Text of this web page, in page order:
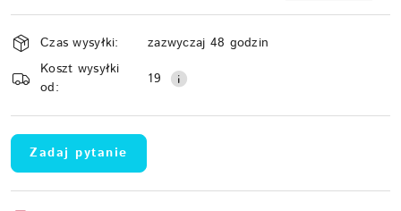
Wyślij
Dostępność
i
dostawa
Czas wysyłki:
zazwyczaj 48 godzin
Koszt wysyłki
od:
19
Zadaj pytanie